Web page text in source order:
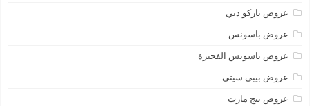
عروض باركو دبي
عروض باسونس
عروض باسونس الفجيرة
عروض بيبي سيتي
عروض بيج مارت